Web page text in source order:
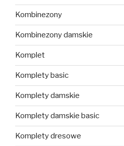
Kombinezony
Kombinezony damskie
Komplet
Komplety basic
Komplety damskie
Komplety damskie basic
Komplety dresowe